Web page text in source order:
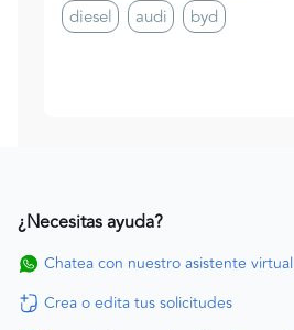
diesel
audi byd
¿Necesitas ayuda?
Chatea con nuestro asistente virtual
Crea o edita tus solicitudes